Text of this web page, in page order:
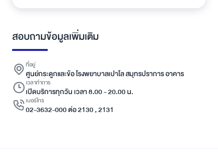
สอบถามข้อมูลเพิ่มเติม
ที่อยู่
ศูนย์กระดูกและข้อ โรงพยาบาลเปาโล สมุทรปราการ อาคาร
เวลาทำการ
เปิดบริการทุกวัน เวลา 8.00 - 20.00 น.
เบอร์โทร
02-3632-000 ต่อ 2130 , 2131